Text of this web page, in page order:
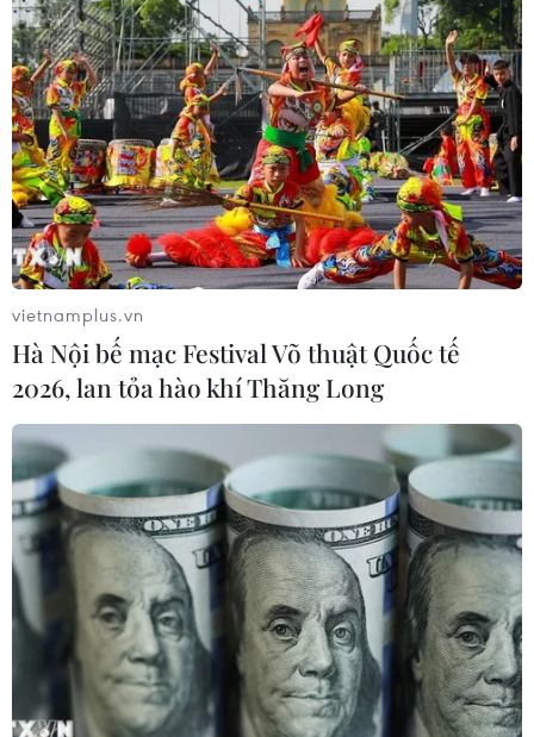
vietnamplus.vn
Hà Nội bế mạc Festival Võ thuật Quốc tế
2026, lan tỏa hào khí Thăng Long